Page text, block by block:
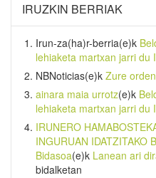
IRUZKIN BERRIAK
Irun-za(ha)r-berria(e)k
lehiaketa martxan jarri du
NBNoticias(e)k Zure
ainara maia urrotz(e)k
lehiaketa martxan jarri du
IRUNERO
INGURUAN IDATZITAKO
Bidasoa(e)k Lanean ari
bidalketan